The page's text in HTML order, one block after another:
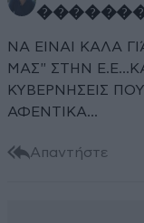
ΝΑ ΕΙΝΑΙ ΚΑΛΑ
ΜΑΣ" ΣΤΗΝ
ΚΥΒΕΡΝΗΣΕΙΣ
ΑΦΕΝΤΙΚΑ...
Απαντήστε